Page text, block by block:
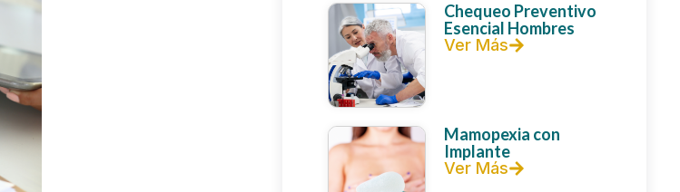
Chequeo Preventivo
Esencial Hombres
Ver Más
Mamopexia con
Implante
Ver Más